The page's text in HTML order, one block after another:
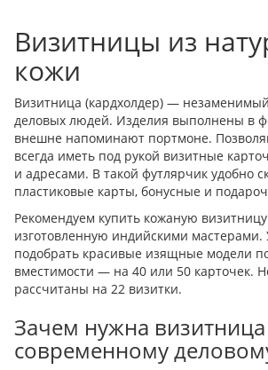
Визитницы из
кожи
Визитница (кардхолдер) — незаменимый
деловых людей. Изделия выполнены в
внешне напоминают портмоне.
всегда иметь под рукой визитные
и адресами. В такой футлярчик удобно
пластиковые карты, бонусные и
Рекомендуем купить кожаную
изготовленную индийскими мастерами.
подобрать красивые изящные модели
вместимости — на 40 или 50 карточек.
рассчитаны на 22 визитки.
Зачем нужна визитница
современному